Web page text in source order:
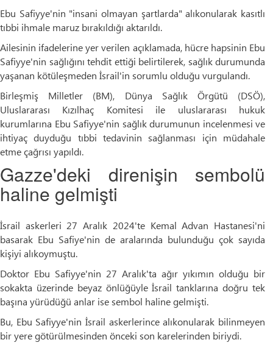
Ebu Safiyye'nin "insani olmayan şartlarda" alıkonularak kasıtlı
tıbbi ihmale maruz bırakıldığı aktarıldı.
Ailesinin ifadelerine yer verilen açıklamada, hücre hapsinin Ebu
Safiyye'nin sağlığını tehdit ettiği belirtilerek, sağlık durumunda
yaşanan kötüleşmeden İsrail'in sorumlu olduğu vurgulandı.
Birleşmiş Milletler (BM), Dünya Sağlık Örgütü (DSÖ),
Uluslararası Kızılhaç Komitesi ile uluslararası hukuk
kurumlarına Ebu Safiyye'nin sağlık durumunun incelenmesi ve
ihtiyaç duyduğu tıbbi tedavinin sağlanması için müdahale
etme çağrısı yapıldı.
Gazze'deki direnişin sembolü
haline gelmişti
İsrail askerleri 27 Aralık 2024'te Kemal Advan Hastanesi'ni
basarak Ebu Safiye'nin de aralarında bulunduğu çok sayıda
kişiyi alıkoymuştu.
Doktor Ebu Safiyye'nin 27 Aralık'ta ağır yıkımın olduğu bir
sokakta üzerinde beyaz önlüğüyle İsrail tanklarına doğru tek
başına yürüdüğü anlar ise sembol haline gelmişti.
Bu, Ebu Safiyye'nin İsrail askerlerince alıkonularak bilinmeyen
bir yere götürülmesinden önceki son karelerinden biriydi.